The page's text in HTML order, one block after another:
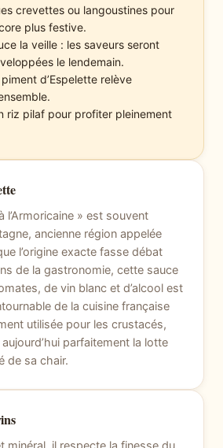
crevettes ou langoustines pour
plus festive.
la veille : les saveurs seront
le lendemain.
d’Espelette relève
riz pilaf pour profiter pleinement
l’Armoricaine » est souvent
ancienne région appelée
l’origine exacte fasse débat
de la gastronomie, cette sauce
de vin blanc et d’alcool est
de la cuisine française
utilisée pour les crustacés,
parfaitement la lotte
de sa chair.